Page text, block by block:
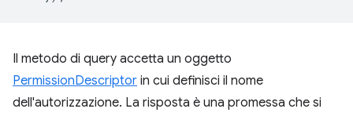
Il metodo di query accetta un oggetto
PermissionDescriptor in cui definisci il nome
dell'autorizzazione. La risposta è una promessa che si